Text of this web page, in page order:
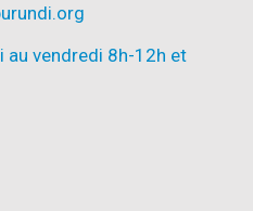
au vendredi 8h-12h et